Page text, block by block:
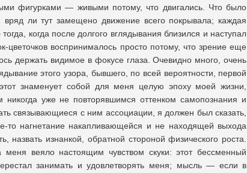
фигурками — живыми потому, что двигались. Что было
ли тут замещено движение всего покрывала; каждая
когда после долгого вглядывания близился и наступал
воспринималось просто потому, что зрение еще
держать видимое в фокусе глаза. Очевидно много, очень
этого узора, бывшего, по всей вероятности, первой
знаменует собой для меня целую эпоху моей жизни,
уже не повторявшимся оттенком самопознания и
связывающиеся с ним ассоциации, я должен был сказать,
то нагнетание накапливающейся и не находящей выхода
назвать изнанкой, обратной стороной физического роста.
веяло настоящим чувством скуки: этот бессменный
занимать и удовлетворять меня; мысль — если в